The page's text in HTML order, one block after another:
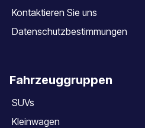
Kontaktieren Sie uns
Datenschutzbestimmungen
Fahrzeuggruppen
SUVs
Kleinwagen